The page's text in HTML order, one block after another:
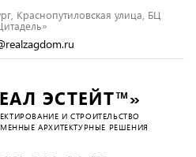
Краснопутиловская улица, БЦ
ЭСТЕЙТ™»
И СТРОИТЕЛЬСТВО
АРХИТЕКТУРНЫЕ РЕШЕНИЯ